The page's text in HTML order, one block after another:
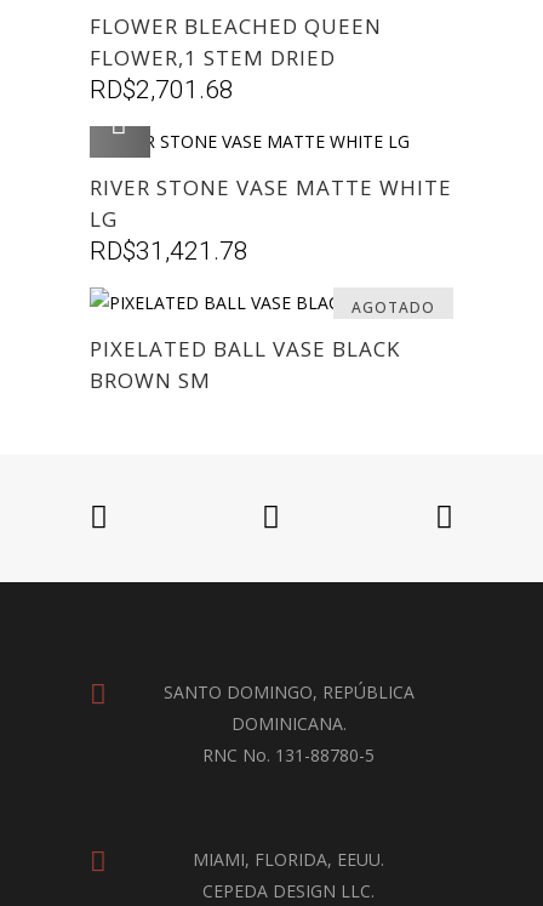
FLOWER BLEACHED QUEEN
FLOWER,1 STEM DRIED
RD$2,701.68
RIVER STONE VASE MATTE WHITE
LG
RD$31,421.78
AGOTADO
PIXELATED BALL VASE BLACK
BROWN SM
SANTO DOMINGO, REPÚBLICA
DOMINICANA.
RNC No. 131-88780-5
MIAMI, FLORIDA, EEUU.
CEPEDA DESIGN LLC.